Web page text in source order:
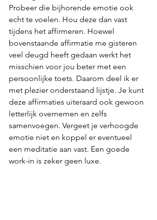
Probeer die bijhorende emotie ook
echt te voelen. Hou deze dan vast
tijdens het affirmeren. Hoewel
bovenstaande affirmatie me gisteren
veel deugd heeft gedaan werkt het
misschien voor jou beter met een
persoonlijke toets. Daarom deel ik er
met plezier onderstaand lijstje. Je kunt
deze affirmaties uiteraard ook gewoon
letterlijk overnemen en zelfs
samenvoegen. Vergeet je verhoogde
emotie niet en koppel er eventueel
een meditatie aan vast. Een goede
work-in is zeker geen luxe.